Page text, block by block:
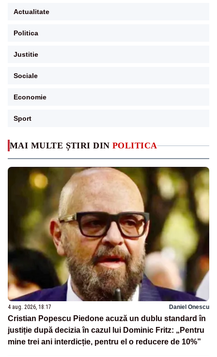
MAI MULTE ȘTIRI DIN POLITICA
4 aug. 2026, 18:17 Daniel Onescu
Cristian Popescu Piedone acuză un dublu standard în
justiție după decizia în cazul lui Dominic Fritz: „Pentru
mine trei ani interdicție, pentru el o reducere de 10%”
Actualitate
Politica
Justitie
Sociale
Economie
Sport